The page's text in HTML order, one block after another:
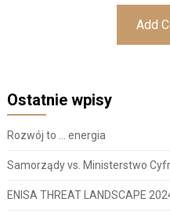
Ostatnie wpisy
Rozwój to … energia
Samorządy vs. Ministerstwo
ENISA THREAT LANDSCAPE